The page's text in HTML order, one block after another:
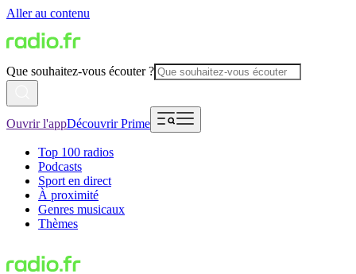
Aller au contenu
Que souhaitez-vous écouter ?
Ouvrir l'appDécouvrir Prime
Top 100 radios
Podcasts
Sport en direct
À proximité
Genres musicaux
Thèmes